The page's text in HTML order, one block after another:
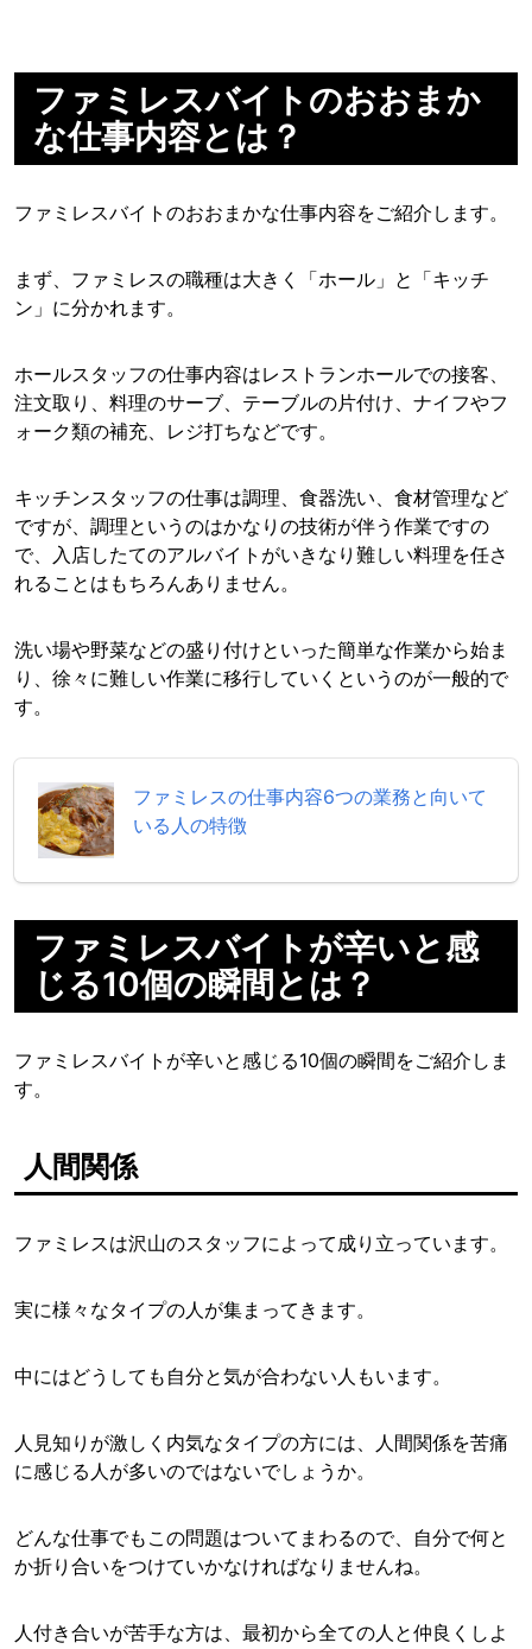
ファミレスバイトのおおまか
な仕事内容とは？
ファミレスバイトのおおまかな仕事内容をご紹介します。
まず、ファミレスの職種は大きく「ホール」と「キッチ
ン」に分かれます。
ホールスタッフの仕事内容はレストランホールでの接客、
注文取り、料理のサーブ、テーブルの片付け、ナイフやフ
ォーク類の補充、レジ打ちなどです。
キッチンスタッフの仕事は調理、食器洗い、食材管理など
ですが、調理というのはかなりの技術が伴う作業ですの
で、入店したてのアルバイトがいきなり難しい料理を任さ
れることはもちろんありません。
洗い場や野菜などの盛り付けといった簡単な作業から始ま
り、徐々に難しい作業に移行していくというのが一般的で
す。
ファミレスの仕事内容6つの業務と向いて
いる人の特徴
ファミレスバイトが辛いと感
じる10個の瞬間とは？
ファミレスバイトが辛いと感じる10個の瞬間をご紹介しま
す。
人間関係
ファミレスは沢山のスタッフによって成り立っています。
実に様々なタイプの人が集まってきます。
中にはどうしても自分と気が合わない人もいます。
人見知りが激しく内気なタイプの方には、人間関係を苦痛
に感じる人が多いのではないでしょうか。
どんな仕事でもこの問題はついてまわるので、自分で何と
か折り合いをつけていかなければなりませんね。
人付き合いが苦手な方は、最初から全ての人と仲良くしよ